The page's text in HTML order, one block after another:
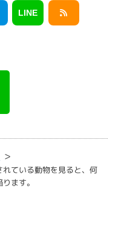
LINE
>
れている動物を見ると、何
ます。